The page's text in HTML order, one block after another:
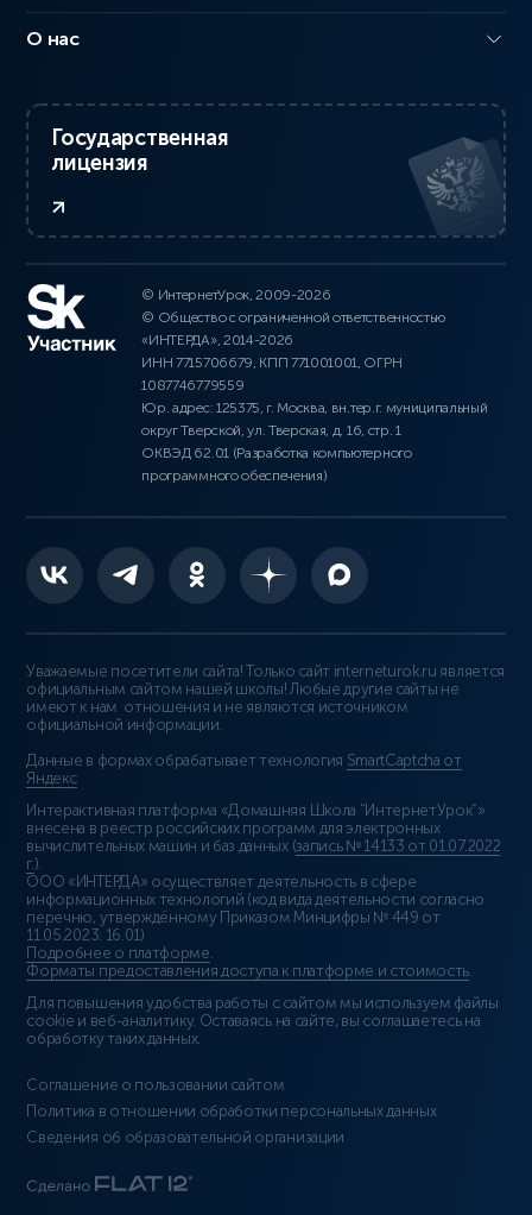
О нас
Государственная
лицензия
© ИнтернетУрок, 2009-2026
© Общество с ограниченной ответственностью
«ИНТЕРДА», 2014-2026
ИНН 7715706679, КПП 771001001, ОГРН
1087746779559
Юр. адрес: 125375, г. Москва, вн.тер.г. муниципальный
округ Тверской, ул. Тверская, д. 16, стр. 1
ОКВЭД 62.01 (Разработка компьютерного
программного обеспечения)
Уважаемые посетители сайта! Только сайт interneturok.ru является
официальным сайтом нашей школы! Любые другие сайты не
имеют к нам отношения и не являются источником
официальной информации.
Данные в формах обрабатывает технология SmartCaptcha от
Яндекс
Интерактивная платформа «Домашняя Школа “ИнтернетУрок”»
внесена в реестр российских программ для электронных
вычислительных машин и баз данных (запись № 14133 от 01.07.2022
г.).
ООО «ИНТЕРДА» осуществляет деятельность в сфере
информационных технологий (код вида деятельности согласно
перечню, утверждённому Приказом Минцифры № 449 от
11.05.2023: 16.01)
Подробнее о платформе.
Форматы предоставления доступа к платформе и стоимость.
Для повышения удобства работы с сайтом мы используем файлы
cookie и веб-аналитику. Оставаясь на сайте, вы соглашаетесь на
обработку таких данных.
Соглашение о пользовании сайтом
Политика в отношении обработки персональных данных
Сведения об образовательной организации